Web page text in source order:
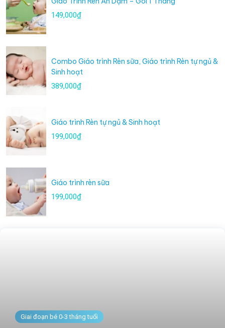
149,000₫
Combo Giáo trình Rèn sữa, Giáo trình Rèn tự ngủ &
Sinh hoạt
389,000₫
Giáo trình Rèn tự ngủ & Sinh hoạt
199,000₫
Giáo trình rèn sữa
199,000₫
Giai đoạn bé 0-3 tháng tuổi